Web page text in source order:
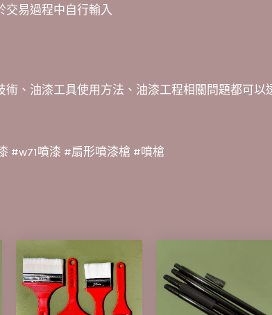
交易過程中自行輸入
、油漆工具使用方法、油漆工程相關問題都可以
#w71噴漆 #扇形噴漆槍 #噴槍